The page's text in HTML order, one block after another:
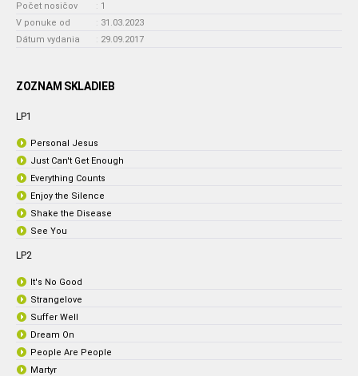
Počet nosičov
: 1
V ponuke od
: 31.03.2023
Dátum vydania
: 29.09.2017
ZOZNAM SKLADIEB
LP1
Personal Jesus
Just Can't Get Enough
Everything Counts
Enjoy the Silence
Shake the Disease
See You
LP2
It's No Good
Strangelove
Suffer Well
Dream On
People Are People
Martyr